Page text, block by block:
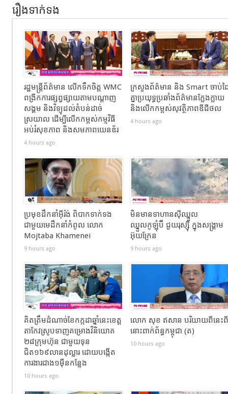
រឿងទាក់ទង
រដ្ឋមន្ត្រីព័ត៌មាន លើកទឹកចិត្ត WMC
ពង្រីកការផ្សព្វផ្សាយតាមបណ្តាញ
សង្គម និងវិទ្យុដល់តំបន់ដាច់
ស្រយាល ដើម្បីលើកកម្ពស់កម្មវិធី
អប់រំសុខភាព និងសមភាពយេនឌ័រ
4 hours ago
ក្រសួងព័ត៌មាន និង Smart ចាប់ដ
គ្នាប្រយុទ្ធប្រឆាំងព័ត៌មានក្លែងក្លាយ
និងលើកកម្ពស់សុវត្ថិភាពឌីជីថល
4 hours ago
ប្រមុខដឹកនាំអ៊ីរ៉ង់ ពិបាកទាក់ទង
ជាមួយមេដឹកនាំកំពូល លោក
Mojtaba Khamenei
9 hours ago
មិនមានទាហានស៊ីឈ្នួល
ឈ្នួលកូឡុំប៊ី ជួយរុស្ស៊ី ក្នុងសង្រ្គាម
អ៊ុយក្រែន
9 hours ago
គិតត្រឹមដំណាច់ខែកក្កដាឆ្នាំនេះខេត្ត
តាកែវស្រូបទាញគម្រោងវិនិយោគ
២៨ក្រុមហ៊ុន ជាមួយទុន
ជិត១៦៩លានដុល្លារ ដោយបង្កើត
ការងារជាង១ម៉ឺនកន្លែង
10 hours ago
លោក សុខ ឥសាន បរិយាយពីនេះពី
នោះពាក់ព័ន្ធកម្ពុជា (ត)
10 hours ago